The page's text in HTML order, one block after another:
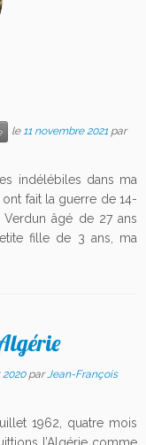
le 11 novembre 2021 par
indélébiles dans ma
fait la guerre de 14-
Verdun âgé de 27 ans
fille de 3 ans, ma
2020 parJean-François
1962, quatre mois